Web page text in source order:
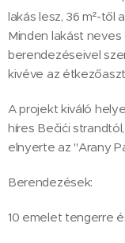
lakás lesz, 36 m²-től
Minden lakást
berendezéseivel
kivéve az
A projekt kiváló
híres Bečići
elnyerte az "Arany
Berendezések:
10 emelet tengerre